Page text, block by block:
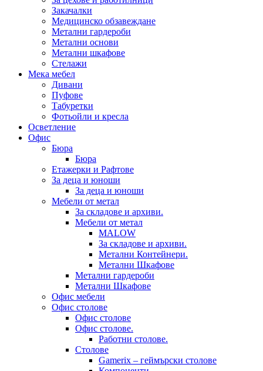
Закачалки
Медицинско обзавеждане
Метални гардероби
Метални основи
Метални шкафове
Стелажи
Мека мебел
Дивани
Пуфове
Табуретки
Фотьойли и кресла
Осветление
Офис
Бюра
Бюра
Етажерки и Рафтове
За деца и юноши
За деца и юноши
Мебели от метал
За складове и архиви.
Мебели от метал
MALOW
За складове и архиви.
Метални Контейнери.
Метални Шкафове
Метални гардероби
Метални Шкафове
Офис мебели
Офис столове
Офис столове
Офис столове.
Работни столове.
Столове
Gamerix – геймърски столове